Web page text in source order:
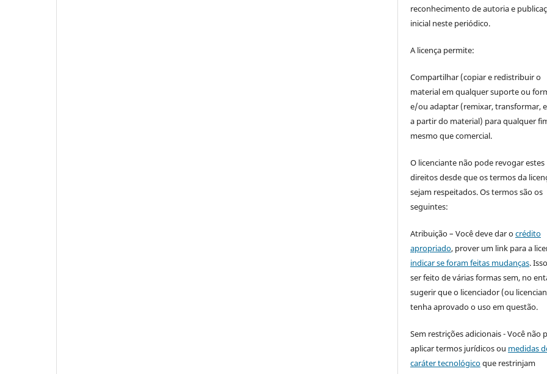
reconhecimento de autoria e
inicial neste periódico.
A licença permite:
Compartilhar (copiar e redistribuir o
material em qualquer suporte ou
e/ou adaptar (remixar, transformar,
a partir do material) para qualquer
mesmo que comercial.
O licenciante não pode revogar estes
direitos desde que os termos da
sejam respeitados. Os termos são os
seguintes:
Atribuição – Você deve dar ocrédito
apropriado, prover um link para a
indicar se foram feitas mudanças.
ser feito de várias formas sem, no
sugerir que o licenciador (ou
tenha aprovado o uso em questão.
Sem restrições adicionais - Você não
aplicar termos jurídicos ou medidas
caráter tecnológicoque restrinjam